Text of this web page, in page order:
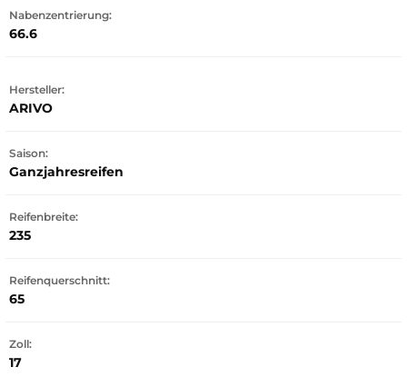
Nabenzentrierung:
66.6
Hersteller:
ARIVO
Saison:
Ganzjahresreifen
Reifenbreite:
235
Reifenquerschnitt:
65
Zoll:
17